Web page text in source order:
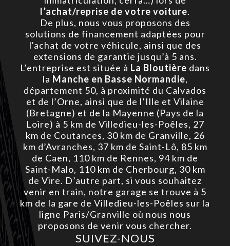
l’achat/reprise de votre voiture.
De plus, nous vous proposons des
solutions de financement adaptées pour
l'achat de votre véhicule, ainsi que des
extensions de garantie jusqu’à 5 ans.
L’entreprise est située à La Bloutière dans
la Manche en Basse Normandie,
département 50, à proximité du Calvados
et de l’Orne, ainsi que de l’Ille et Vilaine
(Bretagne) et de la Mayenne (Pays de la
Loire) à 5 km de Villedieu-les-Poêles, 27
km de Coutances, 30 km de Granville, 26
km d’Avranches, 37 km de Saint-Lô, 85 km
de Caen, 110 km de Rennes, 94 km de
Saint-Malo, 110 km de Cherbourg, 30 km
de Vire. D’autre part, si vous souhaitez
venir en train, notre garage se trouve à 5
km de la gare de Villedieu-les-Poêles sur la
ligne Paris/Granville où nous nous
proposons de venir vous chercher.
SUIVEZ-NOUS